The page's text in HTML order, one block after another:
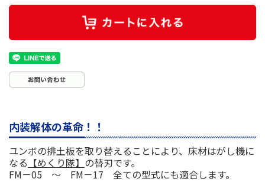
内装解体の革命！！
ユンボの排土板を取り替えることにより、床材はがし機に
なる 【めくり隊】 の替刃です。
FM－05 ～ FM－17 全ての型式にも適合します。